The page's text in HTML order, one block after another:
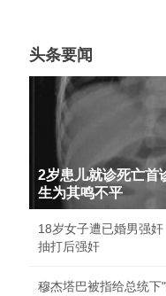
头条要闻
2岁患儿就诊死亡首
生为其鸣不平
18岁女子遭已婚男强
抽打后强奸
穆杰塔巴被指给总统